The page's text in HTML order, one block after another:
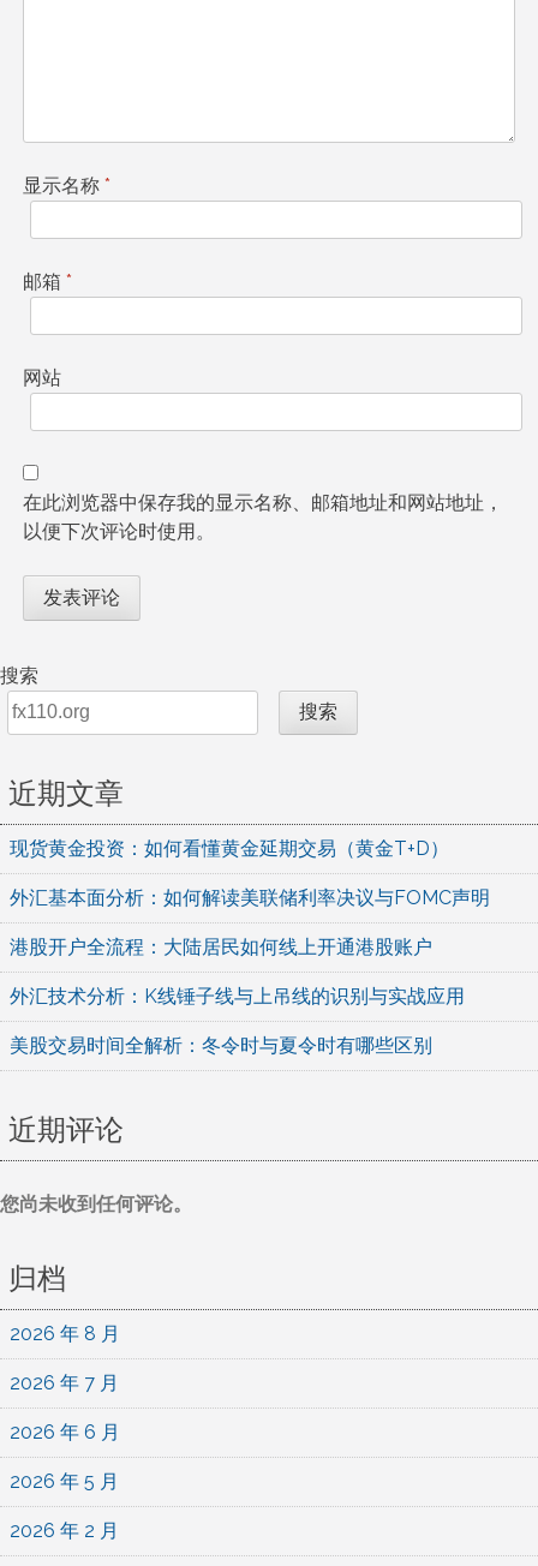
显示名称 *
邮箱 *
网站
在此浏览器中保存我的显示名称、邮箱地址和网站地址，
以便下次评论时使用。
搜索
搜索
近期文章
现货黄金投资：如何看懂黄金延期交易（黄金T+D）
外汇基本面分析：如何解读美联储利率决议与FOMC声明
港股开户全流程：大陆居民如何线上开通港股账户
外汇技术分析：K线锤子线与上吊线的识别与实战应用
美股交易时间全解析：冬令时与夏令时有哪些区别
近期评论
您尚未收到任何评论。
归档
2026 年 8 月
2026 年 7 月
2026 年 6 月
2026 年 5 月
2026 年 2 月